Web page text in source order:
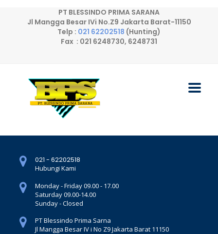
PT BLESSINDO PRIMA SARANA
Jl Mangga Besar IVi No.Z9 Jakarta Barat-11150
Telp : 021 62202518 (Hunting)
Fax : 021 6248730, 6248731
021 - 62202518
Hubungi Kami
Monday - Friday 09.00 - 17.00
Saturday 09.00-14.00
Sunday - Closed
PT Blessindo Prima Sarna
Jl Mangga Besar IV i No Z9 Jakarta Barat 11150